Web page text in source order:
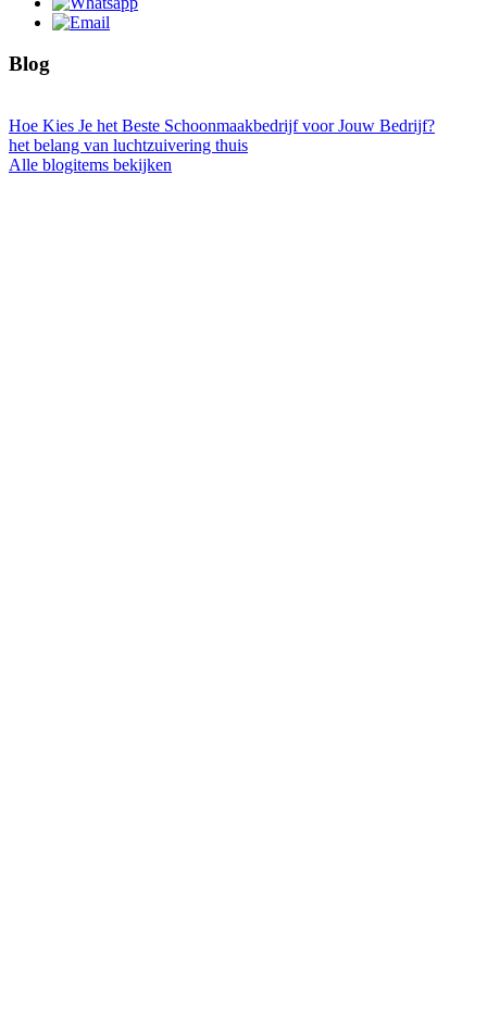
Blog
Hoe Kies Je het Beste Schoonmaakbedrijf voor Jouw Bedrijf?
het belang van luchtzuivering thuis
Alle blogitems bekijken